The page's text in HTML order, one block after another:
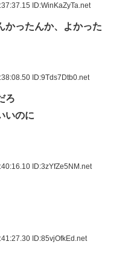
ID:WinKaZyTa.net
かったんか、よかった
ID:9Tds7Dtb0.net
ろ
いのに
ID:3zYfZe5NM.net
ID:85vjOfkEd.net